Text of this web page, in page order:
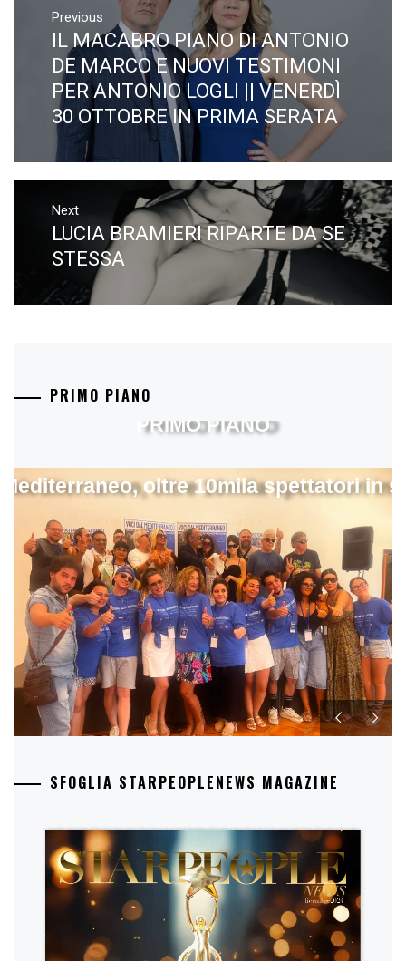
articoli
Previous
Previous
post:
IL MACABRO PIANO DI ANTONIO
DE MARCO E NUOVI TESTIMONI
PER ANTONIO LOGLI || VENERDÌ
30 OTTOBRE IN PRIMA SERATA
Next
Next
post:
LUCIA BRAMIERI RIPARTE DA SE
STESSA
PRIMO PIANO
oltre 10mila spettatori in
PRIMO PIANO
SFOGLIA STARPEOPLENEWS MAGAZINE